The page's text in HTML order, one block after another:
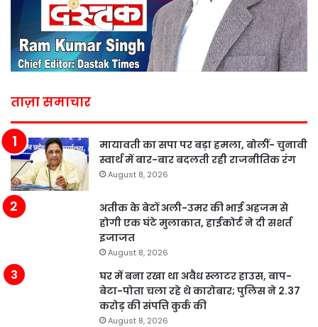
ताज़ा समाचार
मायावती का सपा पर बड़ा हमला, बोलीं- चुनावी
स्वार्थ में बार-बार बदलती रही राजनीतिक रंग
August 8, 2026
अतीक के बेटों अली-उमर की भाई अहजम से
होगी एक घंटे मुलाकात, हाईकोर्ट ने दी सशर्त
इजाजत
August 8, 2026
घर में बना रखा था अवैध स्लाटर हाउस, बाप-
बेटा-पोता चला रहे थे कारोबार; पुलिस ने 2.37
करोड़ की संपत्ति कुर्क की
August 8, 2026